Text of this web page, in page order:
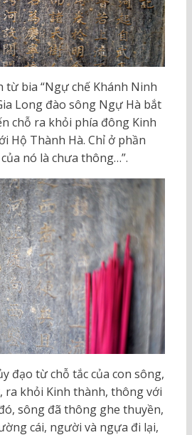
từ bia “Ngự chế Khánh Ninh
Long đào sông Ngự Hà bắt
chỗ ra khỏi phía đông Kinh
Hộ Thành Hà. Chỉ ở phần
nó là chưa thông…”.
đạo từ chỗ tắc của con sông,
ra khỏi Kinh thành, thông với
sông đã thông ghe thuyền,
cái, người và ngựa đi lại,